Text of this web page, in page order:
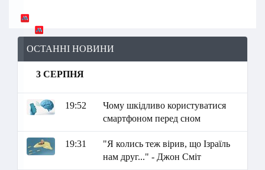
ОСТАННІ НОВИНИ
3 СЕРПНЯ
19:52
Чому шкідливо користуватися
смартфоном перед сном
19:31
"Я колись теж вірив, що Ізраїль
нам друг..." - Джон Сміт